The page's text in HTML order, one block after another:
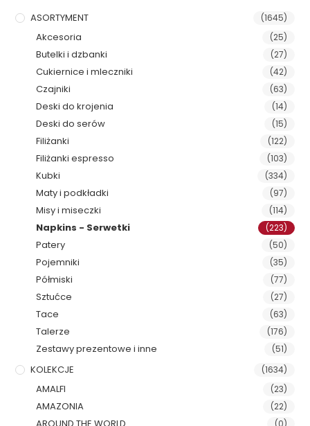
ASORTYMENT
(1645)
Akcesoria (25)
Butelki i dzbanki (27)
Cukiernice i mleczniki (42)
Czajniki (63)
Deski do krojenia (14)
Deski do serów (15)
Filiżanki (122)
Filiżanki espresso (103)
Kubki (334)
Maty i podkładki (97)
Misy i miseczki (114)
Napkins - Serwetki (223)
Patery (50)
Pojemniki (35)
Półmiski (77)
Sztućce (27)
Tace (63)
Talerze (176)
Zestawy prezentowe i inne (51)
KOLEKCJE (1634)
AMALFI (23)
AMAZONIA (22)
AROUND THE WORLD (0)